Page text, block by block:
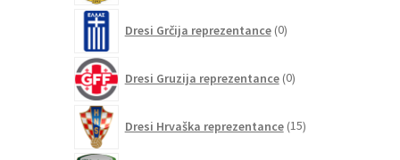
Dresi Grčija reprezentance 0izdelkov
Dresi Gruzija reprezentance 0izdelkov
Dresi Hrvaška reprezentance 15izdelkov